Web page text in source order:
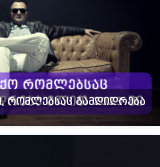
რომლებსაც გამდიდრება